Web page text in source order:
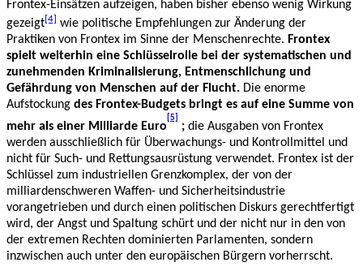
Frontex-Einsätzen aufzeigen, haben bisher ebenso wenig Wirkung
gezeigt[4] wie politische Empfehlungen zur Änderung der
Praktiken von Frontex im Sinne der Menschenrechte. Frontex
spielt weiterhin eine Schlüsselrolle bei der systematischen und
zunehmenden Kriminalisierung, Entmenschlichung und
Gefährdung von Menschen auf der Flucht. Die enorme
Aufstockung des Frontex-Budgets bringt es auf eine Summe von
mehr als einer Milliarde Euro
[5]
; die Ausgaben von Frontex
werden ausschließlich für Überwachungs- und Kontrollmittel und
nicht für Such- und Rettungsausrüstung verwendet. Frontex ist der
Schlüssel zum industriellen Grenzkomplex, der von der
milliardenschweren Waffen- und Sicherheitsindustrie
vorangetrieben und durch einen politischen Diskurs gerechtfertigt
wird, der Angst und Spaltung schürt und der nicht nur in den von
der extremen Rechten dominierten Parlamenten, sondern
inzwischen auch unter den europäischen Bürgern vorherrscht.